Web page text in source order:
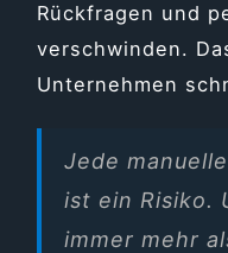
Rückfragen und
verschwinden.
Unternehmen
Jede
ist ein Risiko.
immer mehr